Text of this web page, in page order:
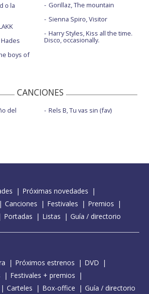
o la
boys of
Gorillaz, The mountain
Sienna Spiro, Visitor
Harry Styles, Kiss all the time.
Disco, occasionally.
CANCIONES
del Rels B, Tu vas sin (fav)
Próximas novedades
Canciones Festivales
Premios
Portadas Listas Guía / directorio
Próximos estrenos
DVD
Festivales + premios
Carteles Box-office Guía / directorio